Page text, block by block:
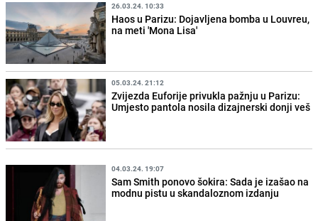
26.03.24. 10:33
Haos u Parizu: Dojavljena bomba u Louvreu,
na meti 'Mona Lisa'
05.03.24. 21:12
Zvijezda Euforije privukla pažnju u Parizu:
Umjesto pantola nosila dizajnerski donji veš
04.03.24. 19:07
Sam Smith ponovo šokira: Sada je izašao na
modnu pistu u skandaloznom izdanju